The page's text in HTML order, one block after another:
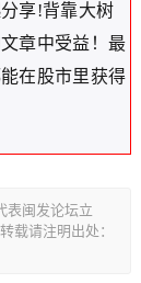
享!背靠大树
章中受益！最
在股市里获得
表闽发论坛立
载请注明出处：